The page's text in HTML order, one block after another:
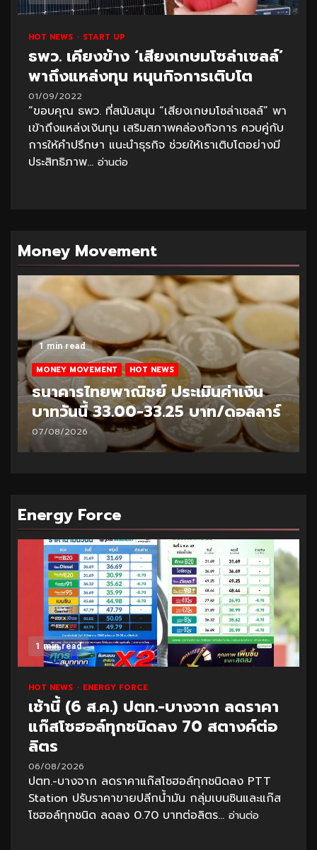
HOT NEWS START UP
ธพว. เคียงข้าง ‘เสียงเกษมโซล่าเซลล์’
พาถึงแหล่งทุน หนุนกิจการเติบโต
01/09/2022
“ขอบคุณ ธพว. ที่สนับสนุน “เสียงเกษมโซล่าเซลล์” พา
เข้าถึงแหล่งเงินทุน เสริมสภาพคล่องกิจการ ควบคู่กับ
การให้คำปรึกษา แนะนำธุรกิจ ช่วยให้เราเติบโตอย่างมี
ประสิทธิภาพ... อ่านต่อ
Money Movement
1 min read
MONEY MOVEMENT HOT NEWS
ธนาคารไทยพาณิชย์ ประเมินค่าเงิน
บาทวันนี้ 32.95-33.20 บาท/ดอลลาร์
06/08/2026
Energy Force
1 min read
HOT NEWS ENERGY FORCE
เช้านี้ (6 ส.ค.) ปตท.-บางจาก ลดราคา
แก๊สโซฮอล์ทุกชนิดลง 70 สตางค์ต่อ
ลิตร
06/08/2026
ปตท.-บางจาก ลดราคาแก๊สโซฮอล์ทุกชนิดลง PTT
Station ปรับราคาขายปลีกน้ำมัน กลุ่มเบนซินและแก๊ส
โซฮอล์ทุกชนิด ลดลง 0.70 บาทต่อลิตร... อ่านต่อ